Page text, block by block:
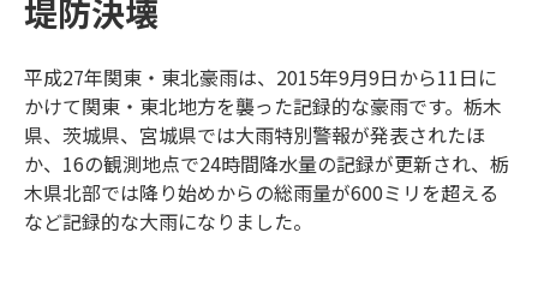
堤防決壊
平成27年関東・東北豪雨は、2015年9月9日から11日に
かけて関東・東北地方を襲った記録的な豪雨です。栃木
県、茨城県、宮城県では大雨特別警報が発表されたほ
か、16の観測地点で24時間降水量の記録が更新され、栃
木県北部では降り始めからの総雨量が600ミリを超える
など記録的な大雨になりました。